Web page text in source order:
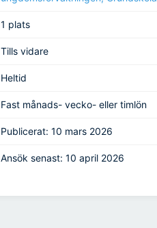
1 plats
Tills vidare
Heltid
Fast månads- vecko- eller timlön
Publicerat: 10 mars 2026
Ansök senast: 10 april 2026